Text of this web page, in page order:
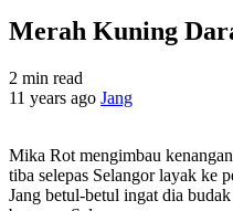
Merah Kuning
2 min read
11 years ago Jang
Mika Rot mengimbau
tiba selepas Selangor layak ke
Jang betul-betul ingat dia